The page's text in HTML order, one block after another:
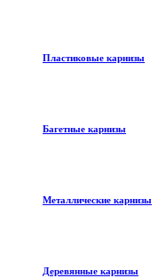
Пластиковые карнизы
Багетные карнизы
Металлические карнизы
Деревянные карнизы